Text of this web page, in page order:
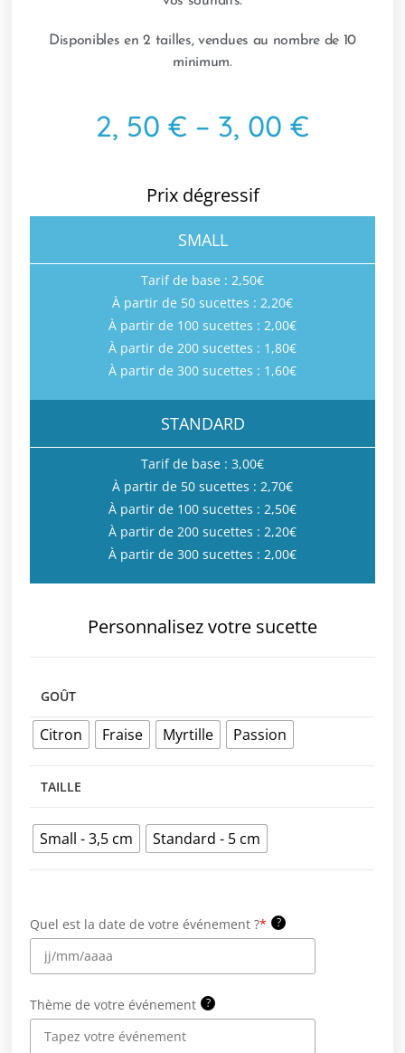
Disponibles en 2 tailles, vendues au nombre de 10
minimum.
2, 50 € – 3, 00 €
Prix dégressif
SMALL
Tarif de base : 2,50€
À partir de 50 sucettes : 2,20€
À partir de 100 sucettes : 2,00€
À partir de 200 sucettes : 1,80€
À partir de 300 sucettes : 1,60€
STANDARD
Tarif de base : 3,00€
À partir de 50 sucettes : 2,70€
À partir de 100 sucettes : 2,50€
À partir de 200 sucettes : 2,20€
À partir de 300 sucettes : 2,00€
Personnalisez votre sucette
GOÛT
Citron Fraise Myrtille Passion
TAILLE
Small - 3,5 cm Standard - 5 cm
Quel est la date de votre événement ?* ?
Thème de votre événement ?